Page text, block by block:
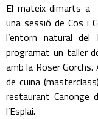
El mateix dimarts a
una sessió de Cos i
l’entorn natural
programat un taller
amb la Roser
de cuina
restaurant Canonge
l’Esplai.